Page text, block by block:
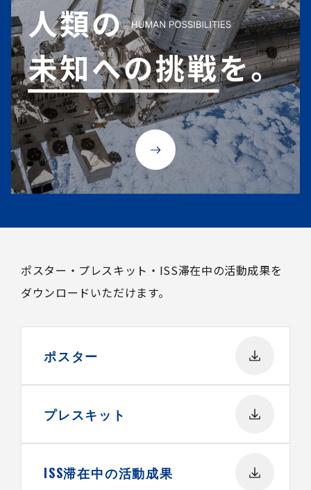
ポスター・プレスキット・ISS滞在中の活動成果を
ダウンロードいただけます。
ポスター
プレスキット
ISS滞在中の活動成果